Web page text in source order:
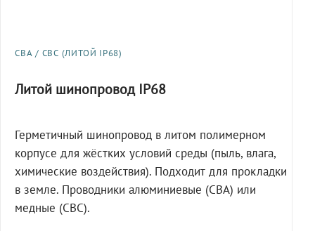
СВА / СВС (ЛИТОЙ IP68)
Литой шинопровод IP68
Герметичный шинопровод в литом полимерном
корпусе для жёстких условий среды (пыль, влага,
химические воздействия). Подходит для прокладки
в земле. Проводники алюминиевые (СВА) или
медные (СВС).